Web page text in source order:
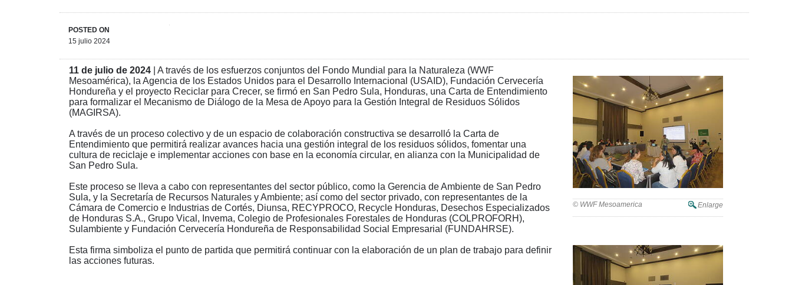
POSTED ON
15 julio 2024
11 de julio de 2024 | A través de los esfuerzos conjuntos del Fondo Mundial para la Naturaleza (WWF
Mesoamérica), la Agencia de los Estados Unidos para el Desarrollo Internacional (USAID), Fundación Cervecería
Hondureña y el proyecto Reciclar para Crecer, se firmó en San Pedro Sula, Honduras, una Carta de Entendimiento
para formalizar el Mecanismo de Diálogo de la Mesa de Apoyo para la Gestión Integral de Residuos Sólidos
(MAGIRSA).
A través de un proceso colectivo y de un espacio de colaboración constructiva se desarrolló la Carta de
Entendimiento que permitirá realizar avances hacia una gestión integral de los residuos sólidos, fomentar una
cultura de reciclaje e implementar acciones con base en la economía circular, en alianza con la Municipalidad de
San Pedro Sula.
Este proceso se lleva a cabo con representantes del sector público, como la Gerencia de Ambiente de San Pedro
Sula, y la Secretaría de Recursos Naturales y Ambiente; así como del sector privado, con representantes de la
Cámara de Comercio e Industrias de Cortés, Diunsa, RECYPROCO, Recycle Honduras, Desechos Especializados
de Honduras S.A., Grupo Vical, Invema, Colegio de Profesionales Forestales de Honduras (COLPROFORH),
Sulambiente y Fundación Cervecería Hondureña de Responsabilidad Social Empresarial (FUNDAHRSE).
Esta firma simboliza el punto de partida que permitirá continuar con la elaboración de un plan de trabajo para definir
las acciones futuras.
© WWF Mesoamerica Enlarge